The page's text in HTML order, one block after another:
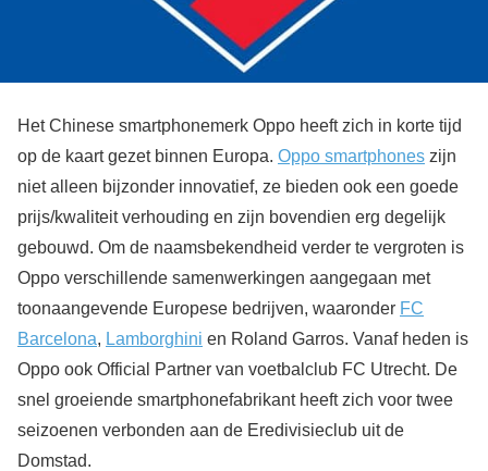
Het Chinese smartphonemerk Oppo heeft zich in korte tijd
op de kaart gezet binnen Europa. Oppo smartphones zijn
niet alleen bijzonder innovatief, ze bieden ook een goede
prijs/kwaliteit verhouding en zijn bovendien erg degelijk
gebouwd. Om de naamsbekendheid verder te vergroten is
Oppo verschillende samenwerkingen aangegaan met
toonaangevende Europese bedrijven, waaronder FC
Barcelona, Lamborghini en Roland Garros. Vanaf heden is
Oppo ook Official Partner van voetbalclub FC Utrecht. De
snel groeiende smartphonefabrikant heeft zich voor twee
seizoenen verbonden aan de Eredivisieclub uit de
Domstad.